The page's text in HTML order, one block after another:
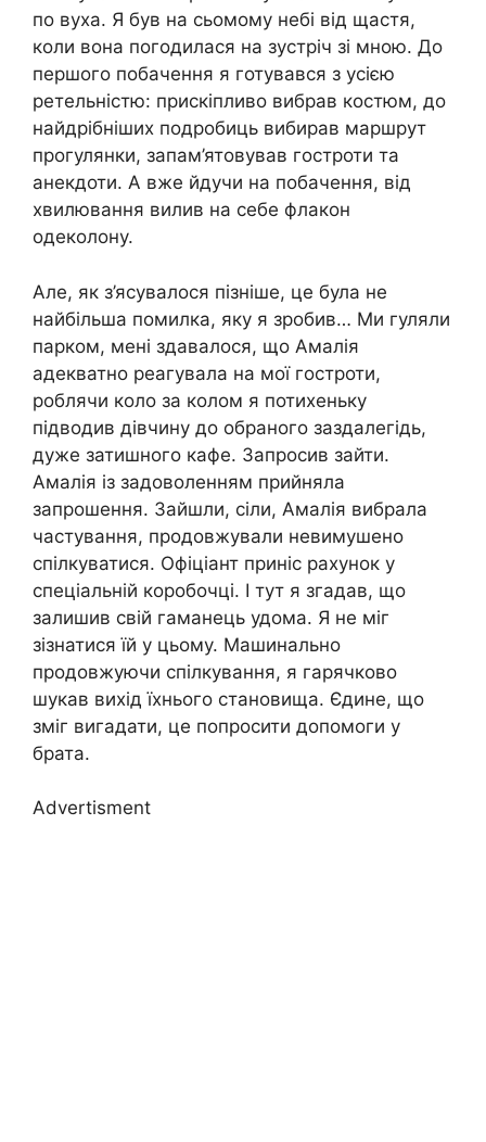
по вуха. Я був на сьомому небі від щастя,
коли вона погодилася на зустріч зі мною. До
першого побачення я готувався з усією
ретельністю: прискіпливо вибрав костюм, до
найдрібніших подробиць вибирав маршрут
прогулянки, запам’ятовував гостроти та
анекдоти. А вже йдучи на побачення, від
хвилювання вилив на себе флакон
одеколону.
Але, як з’ясувалося пізніше, це була не
найбільша помилка, яку я зробив… Ми гуляли
парком, мені здавалося, що Амалія
адекватно реагувала на мої гостроти,
роблячи коло за колом я потихеньку
підводив дівчину до обраного заздалегідь,
дуже затишного кафе. Запросив зайти.
Амалія із задоволенням прийняла
запрошення. Зайшли, сіли, Амалія вибрала
частування, продовжували невимушено
спілкуватися. Офіціант приніс рахунок у
спеціальній коробочці. І тут я згадав, що
залишив свій гаманець удома. Я не міг
зізнатися їй у цьому. Машинально
продовжуючи спілкування, я гарячково
шукав вихід їхнього становища. Єдине, що
зміг вигадати, це попросити допомоги у
брата.
Advertisment